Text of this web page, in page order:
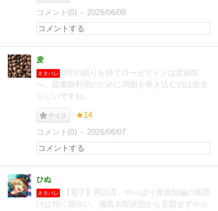
コメント(0) 2026/06/08
麦
ネタバレ
2年の眠りを経てローゼマインは貴族院
へ。図書館利用のために周囲を巻き込むのは彼女
らしいですね。
ナイス ★14
コメント(0) 2026/06/07
ひぬ
ネタバレ
【電子】再読③。やっぱり貴族院編の幕開
けは特に面白い。浦島太郎状態から意図せずやら